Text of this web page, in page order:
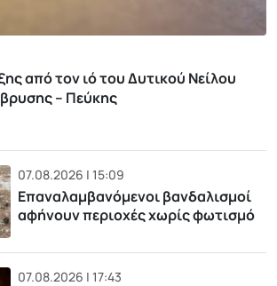
από τον ιό του Δυτικού Νείλου
– Πεύκης
07.08.2026 | 15:09
Επαναλαμβανόμενοι βανδαλισμοί
αφήνουν περιοχές χωρίς φωτισμό
07.08.2026 | 17:43